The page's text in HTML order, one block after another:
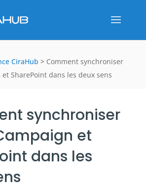
CiraHub > Comment synchroniser
SharePoint dans les deux sens
synchroniser
et
dans les